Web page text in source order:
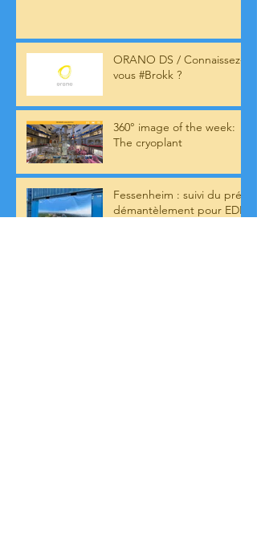
ORANO DS / Connaissez-
vous #Brokk ?
360° image of the week:
The cryoplant
Fessenheim : suivi du pré-
démantèlement pour EDF